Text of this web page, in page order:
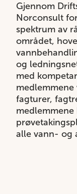
Gjennom
Norconsult
spektrum av
området,
og
med
fagturer,
alle vann- og